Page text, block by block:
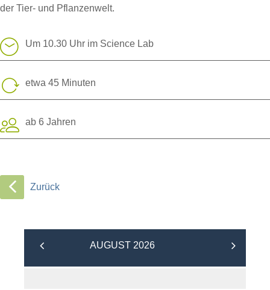
der Tier- und Pflanzenwelt.
Um 10.30 Uhr im Science Lab
etwa 45 Minuten
ab 6 Jahren
Zurück
AUGUST 2026